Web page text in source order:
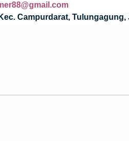
Campurdarat, Tulungagung,